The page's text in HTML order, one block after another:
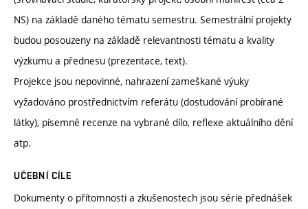
NS) na základě daného tématu semestru. Semestrální projekty
budou posouzeny na základě relevantnosti tématu a kvality
výzkumu a přednesu (prezentace, text).
Projekce jsou nepovinné, nahrazení zameškané výuky
vyžadováno prostřednictvím referátu (dostudování probírané
látky), písemné recenze na vybrané dílo, reflexe aktuálního dění
atp.
UČEBNÍ CÍLE
Dokumenty o přítomnosti a zkušenostech jsou série přednášek